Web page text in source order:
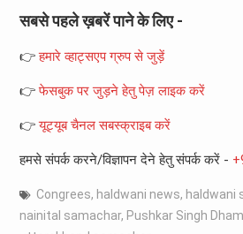
सबसे पहले ख़बरें पाने के लिए -
👉हमारे व्हाट्सएप ग्रुप से जुड़ें
👉फेसबुक पर जुड़ने हेतु पेज़ लाइक करें
👉यूट्यूब चैनल सबस्क्राइब करें
हमसे संपर्क करने/विज्ञापन देने हेतु संपर्क करें -
Congrees, haldwani news, haldwani
nainital samachar, Pushkar Singh